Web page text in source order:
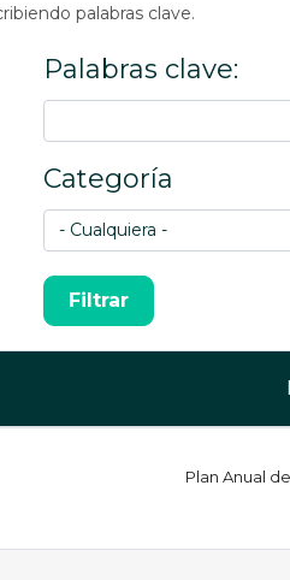
palabras clave.
Palabras clave:
Categoría
Plan Anual